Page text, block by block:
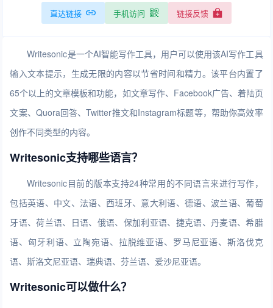
直达链接 手机访问 链接反馈
Writesonic是一个AI智能写作工具，用户可以使用该AI写作工具
输入文本提示，生成无限的内容以节省时间和精力。该平台内置了
65个以上的文章模板和功能，如文章写作、Facebook广告、着陆页
文案、Quora回答、Twitter推文和Instagram标题等，帮助你高效率
创作不同类型的内容。
Writesonic支持哪些语言？
Writesonic目前的版本支持24种常用的不同语言来进行写作，
包括英语、中文、法语、西班牙、意大利语、德语、波兰语、葡萄
牙语、荷兰语、日语、俄语、保加利亚语、捷克语、丹麦语、希腊
语、匈牙利语、立陶宛语、拉脱维亚语、罗马尼亚语、斯洛伐克
语、斯洛文尼亚语、瑞典语、芬兰语、爱沙尼亚语。
Writesonic可以做什么？